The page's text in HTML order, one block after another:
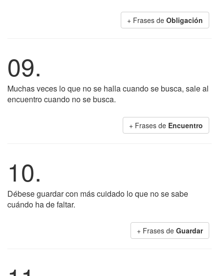
+ Frases de Obligación
09.
Muchas veces lo que no se halla cuando se busca, sale al
encuentro cuando no se busca.
+ Frases de Encuentro
10.
Débese guardar con más cuidado lo que no se sabe
cuándo ha de faltar.
+ Frases de Guardar